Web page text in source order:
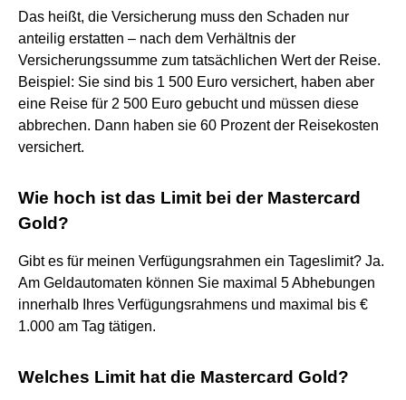
Das heißt, die Versicherung muss den Schaden nur
anteilig erstatten – nach dem Verhältnis der
Versicherungssumme zum tatsächlichen Wert der Reise.
Beispiel: Sie sind bis 1 500 Euro versichert, haben aber
eine Reise für 2 500 Euro gebucht und müssen diese
abbrechen. Dann haben sie 60 Prozent der Reisekosten
versichert.
Wie hoch ist das Limit bei der Mastercard
Gold?
Gibt es für meinen Verfügungsrahmen ein Tageslimit? Ja.
Am Geldautomaten können Sie maximal 5 Abhebungen
innerhalb Ihres Verfügungsrahmens und maximal bis €
1.000 am Tag tätigen.
Welches Limit hat die Mastercard Gold?